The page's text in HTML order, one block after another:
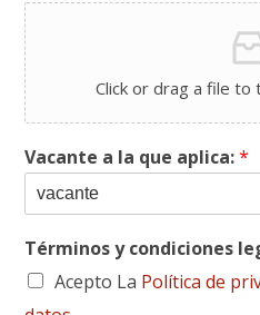
Click or drag a file to
Vacante a la que aplica:*
Términos y condiciones
Acepto La Política de